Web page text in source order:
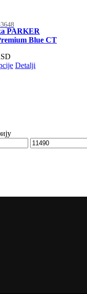
PARKER
Blue CT
Detalji
Максимална
цена